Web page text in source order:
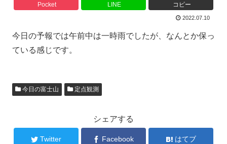
Pocket LINE コピー
2022.07.10
今日の予報では午前中は一時雨でしたが、なんとか保っ
ている感じです。
今日の富士山 定点観測
シェアする
Twitter Facebook はてブ